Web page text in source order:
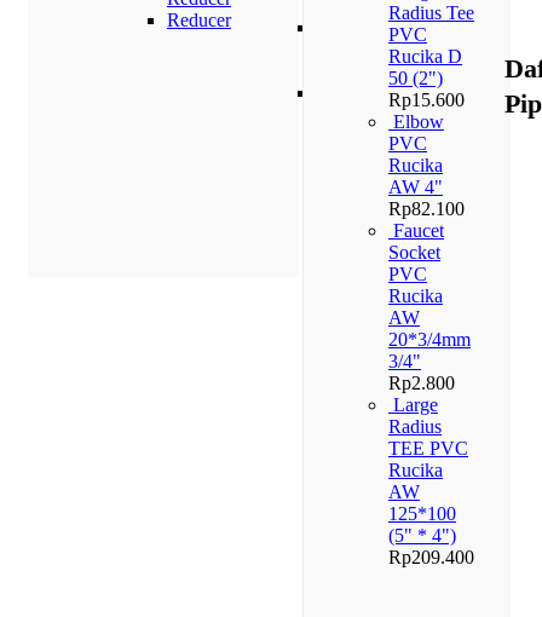
Reducer
Radius Tee
PVC
Rucika D
50 (2")
Rp15.600
Elbow
PVC
Rucika
AW 4"
Rp82.100
Faucet
Socket
PVC
Rucika
AW
20*3/4mm
3/4"
Rp2.800
Large
Radius
TEE PVC
Rucika
AW
125*100
(5" * 4")
Rp209.400